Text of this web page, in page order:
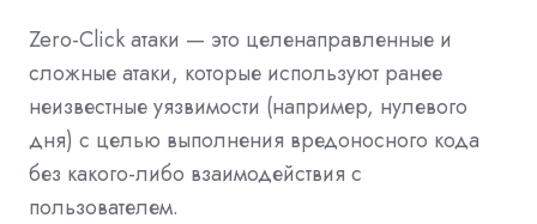
Zero-Click атаки — это целенаправленные и
сложные атаки, которые используют ранее
неизвестные уязвимости (например, нулевого
дня) с целью выполнения вредоносного кода
без какого-либо взаимодействия с
пользователем.